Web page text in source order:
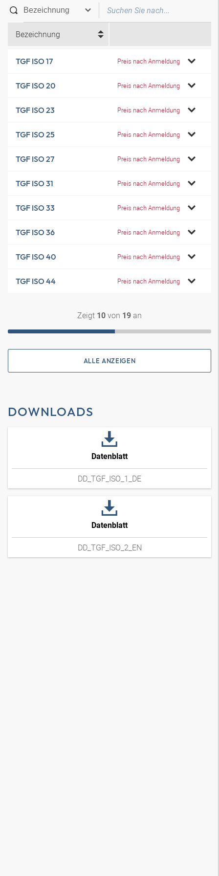
Bezeichnung
TGF ISO 17 Preis nach Anmeldung
TGF ISO 20 Preis nach Anmeldung
TGF ISO 23 Preis nach Anmeldung
TGF ISO 25 Preis nach Anmeldung
TGF ISO 27 Preis nach Anmeldung
TGF ISO 31 Preis nach Anmeldung
TGF ISO 33 Preis nach Anmeldung
TGF ISO 36 Preis nach Anmeldung
TGF ISO 40 Preis nach Anmeldung
TGF ISO 44 Preis nach Anmeldung
Zeigt 10 von 19 an
ALLE ANZEIGEN
DOWNLOADS
Datenblatt
DD_TGF_ISO_1_DE
Datenblatt
DD_TGF_ISO_2_EN